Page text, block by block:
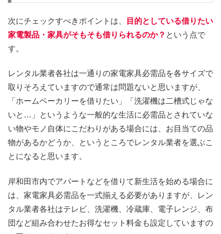
次にチェックすべきポイントは、
目的としている借りたい
家電製品・家具がそもそも借りられるのか？ という点で
す。
レンタル業者各社は一通りの家電家具必需品を各サイズで
取りそろえていますので通常は問題ないと思いますが、
「ホームベーカリーを借りたい」「洗濯機は二槽式じゃな
いと…」というような一般的な生活に必需品とされていな
い物やモノ自体にこだわりがある場合には、お目当ての品
物があるかどうか、というところでレンタル業者を選ぶこ
とになると思います。
岸和田市内でアパートなどを借りて新生活を始める場合に
は、家電家具必需品を一式揃える必要がありますが、レン
タル業者各社はテレビ、洗濯機、冷蔵庫、電子レンジ、布
団など組み合わせたお得なセット料金も設定していますの